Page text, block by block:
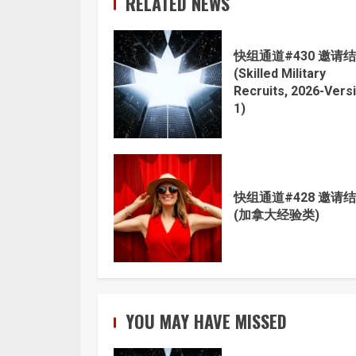
快组通道#430 邀请
(Skilled Military
Recruits, 2026-
1)
快组通道#428 邀请
(加拿大经验类)
YOU MAY HAVE MISSED